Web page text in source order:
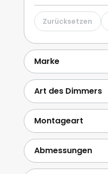
Zurücksetzen
Marke
Art des Dimmers
Montageart
Abmessungen